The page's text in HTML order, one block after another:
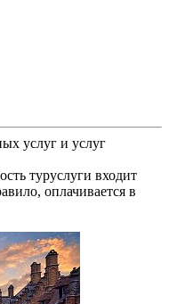
услуг и услуг
туруслуги входит
оплачивается в